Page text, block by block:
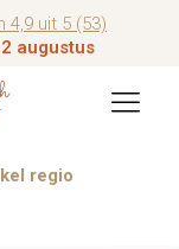
4,9 uit 5 (53)
augustus
regio